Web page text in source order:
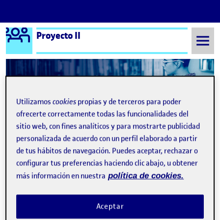
Saltar al contenido
Logo Ágora
Proyecto II
Semestre 20222 - Aula 1 Exhaustos y exuberantes
Exhaustos y exuberantes
Publicado porRecapitulación
Publicado por
Ester Nicolás Lloveres
Visibilidad:
Pública -Fecha de publicación
25 Jun 2023 -comentarioen Recapitulación
forma de plantearse el ocio que tenemos en la cultura capitalista,
en la cual todo tiempo libre debe ser productivo de alguna
manera, idea que genera estrés y actividad mental y física similar
Utilizamoscookies propias y de terceros para poder
ofrecerte correctamente todas las funcionalidades del
sitio web, con fines analíticos y para mostrarte publicidad
personalizada de acuerdo con un perfil elaborado a partir
de tus hábitos de navegación. Puedes aceptar, rechazar o
configurar tus preferencias haciendo clic abajo, u obtener
más información en nuestra política de cookies.
Aceptar